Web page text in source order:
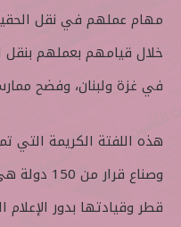
مهام عملهم في نقل
خلال قيامهم بعملهم بنقل
في غزة ولبنان، وفضح
هذه اللفتة الكريمة التي
وصناع
قطر وقيادتها بدور